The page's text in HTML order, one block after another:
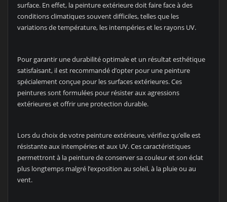
surface. En effet, la peinture extérieure doit faire face à des
conditions climatiques souvent difficiles, telles que les
variations de température, les intempéries et les rayons UV.
Pour garantir une durabilité optimale et un résultat esthétique
satisfaisant, il est recommandé d’opter pour une peinture
spécialement conçue pour les surfaces extérieures. Ces
peintures sont formulées pour résister aux agressions
extérieures et offrir une protection durable.
Lors du choix de votre peinture extérieure, vérifiez qu’elle est
résistante aux intempéries et aux UV. Ces caractéristiques
permettront à la peinture de conserver sa couleur et son éclat
plus longtemps malgré l’exposition au soleil, à la pluie ou au
vent.